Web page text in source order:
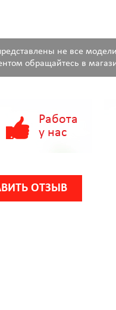
не все
обращайтесь в
Работа
у нас
ОТЗЫВ